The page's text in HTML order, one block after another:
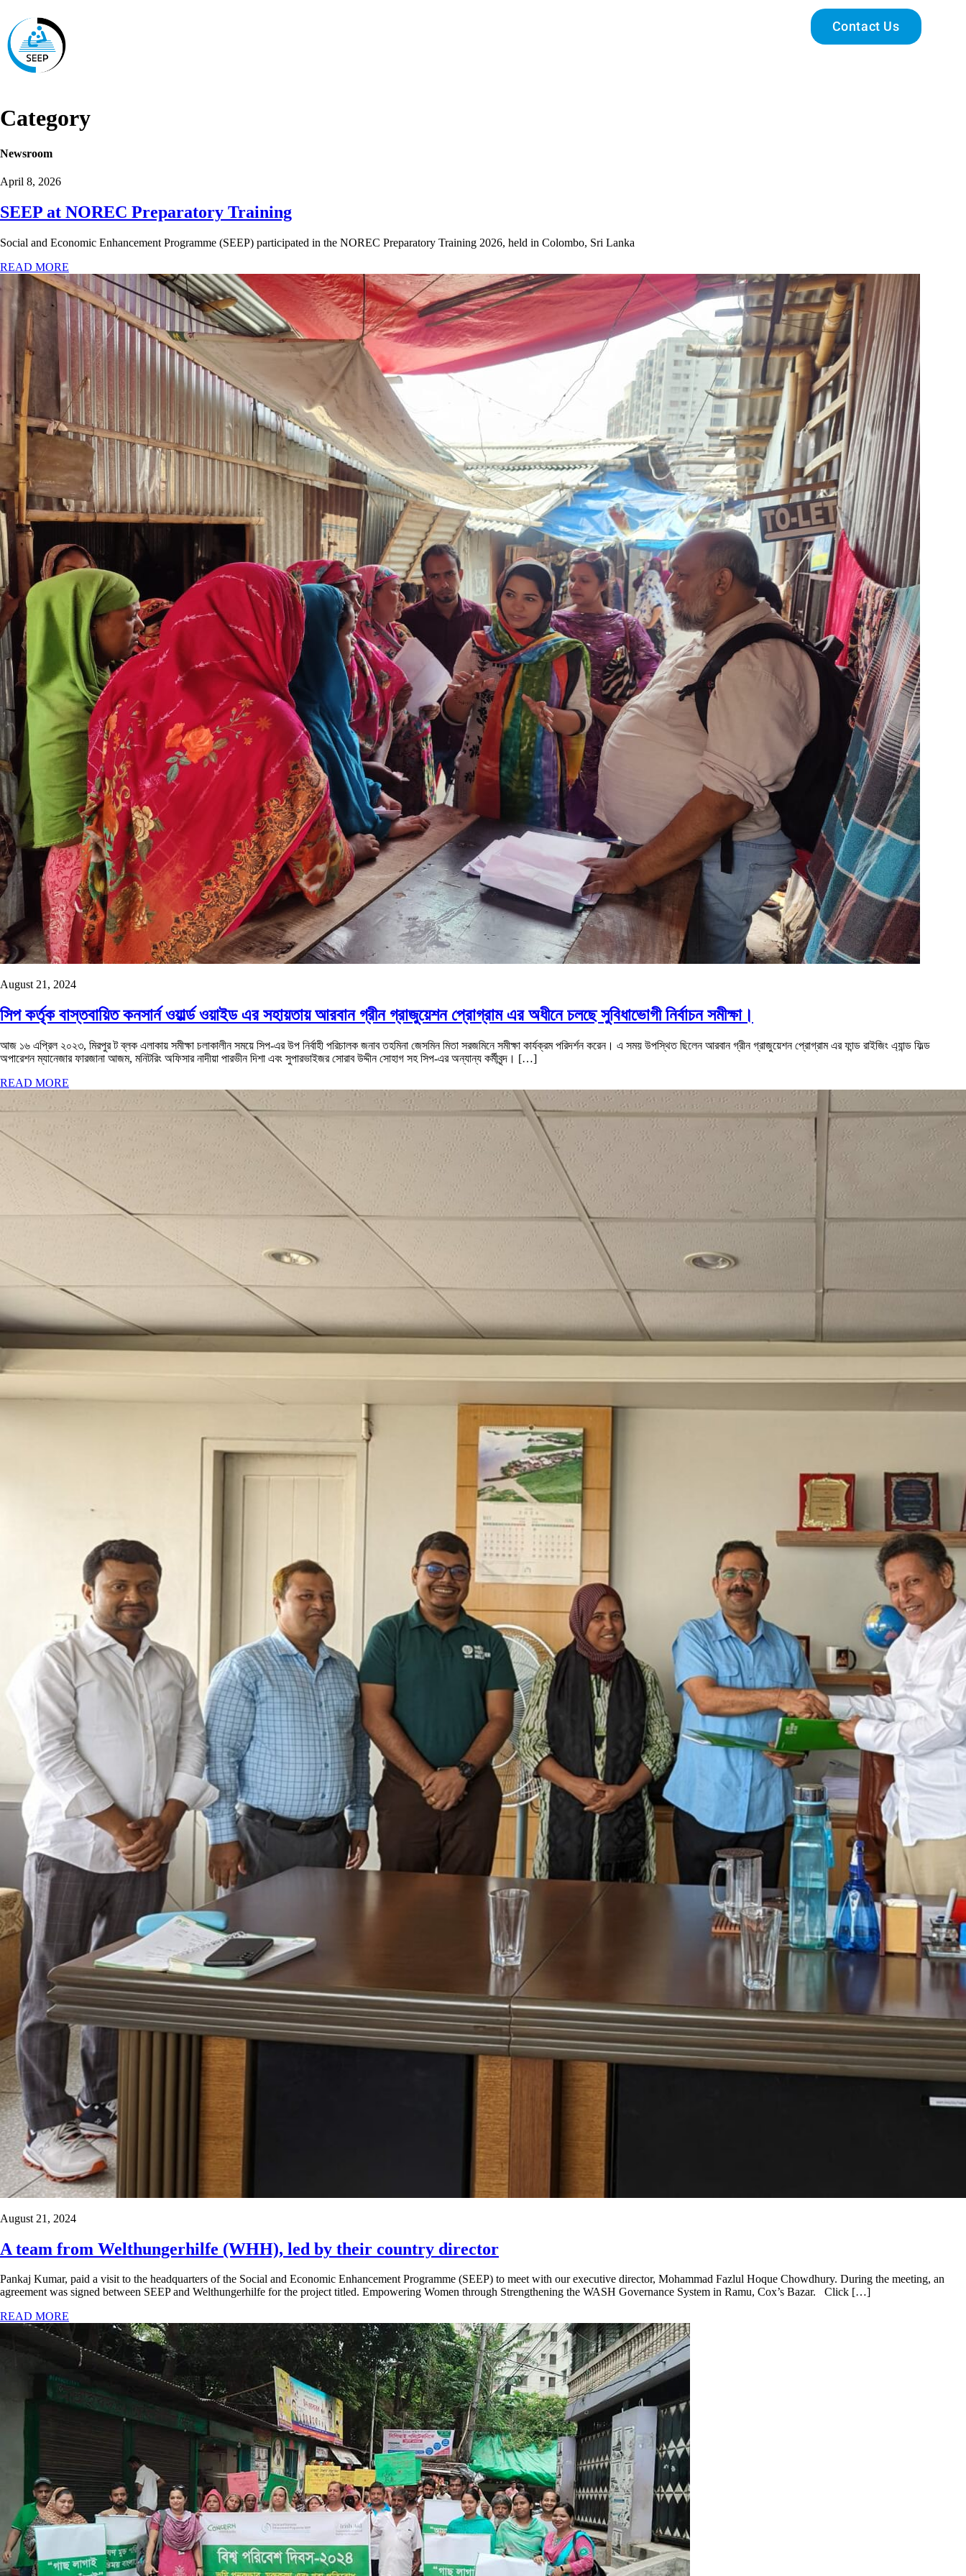
Contact Us
Category
Newsroom
April 8, 2026
SEEP at NOREC Preparatory Training
Social and Economic Enhancement Programme (SEEP) participated in the NOREC Preparatory Training 2026, held in Colombo, Sri Lanka
READ MORE
August 21, 2024
সিপ কর্তৃক বাস্তবায়িত কনসার্ন ওয়ার্ল্ড ওয়াইড এর সহায়তায় আরবান গ্রীন গ্রাজুয়েশন প্রোগ্রাম এর অধীনে চলছে সুবিধাভোগী নির্বাচন সমীক্ষা।
আজ ১৬ এপ্রিল ২০২৩, মিরপুর ট ব্লক এলাকায় সমীক্ষা চলাকালীন সময়ে সিপ-এর উপ নির্বাহী পরিচালক জনাব তহমিনা জেসমিন মিতা সরজমিনে সমীক্ষা কার্যক্রম পরিদর্শন করেন। এ সময় উপস্থিত ছিলেন আরবান গ্রীন গ্রাজুয়েশন প্রোগ্রাম এর ফান্ড রাইজিং এ্যান্ড ফিল্ড
অপারেশন ম্যানেজার ফারজানা আজম, মনিটরিং অফিসার নাদীয়া পারভীন দিশা এবং সুপারভাইজর সোরাব উদ্দীন সোহাগ সহ সিপ-এর অন্যান্য কর্মীবৃন্দ। […]
READ MORE
August 21, 2024
A team from Welthungerhilfe (WHH), led by their country director
Pankaj Kumar, paid a visit to the headquarters of the Social and Economic Enhancement Programme (SEEP) to meet with our executive director, Mohammad Fazlul Hoque Chowdhury. During the meeting, an
agreement was signed between SEEP and Welthungerhilfe for the project titled. Empowering Women through Strengthening the WASH Governance System in Ramu, Cox’s Bazar. Click […]
READ MORE